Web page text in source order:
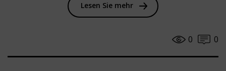
Lesen Sie mehr
0
0